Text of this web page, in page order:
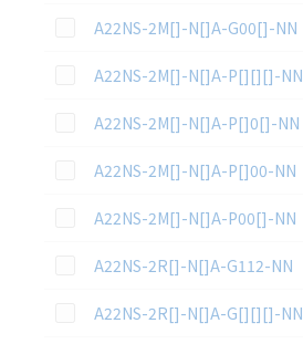
この資料を選択
A22NS-2M[]-N[]A-G00[]-NN
この資料を選択
A22NS-2M[]-N[]A-P[][][]-NN
この資料を選択
A22NS-2M[]-N[]A-P[]0[]-NN
この資料を選択
A22NS-2M[]-N[]A-P[]00-NN
この資料を選択
A22NS-2M[]-N[]A-P00[]-NN
この資料を選択
A22NS-2R[]-N[]A-G112-NN
この資料を選択
A22NS-2R[]-N[]A-G[][][]-NN